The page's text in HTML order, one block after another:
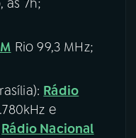
às 7h;
Rio 99,3 MHz;
Rádio
e
Rádio Nacional